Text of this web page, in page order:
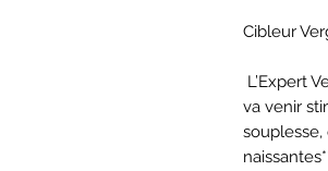
Cibleur
va venir
souplesse,